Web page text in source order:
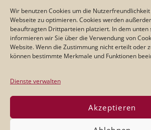
Wir benutzen Cookies um die
Webseite zu optimieren. Cookies werden
beauftragten Drittparteien platziert. In dem unten
informieren wir Sie über die Verwendung von
Website. Wenn die Zustimmung nicht erteilt oder
können bestimmte Merkmale und Funktionen
Dienste verwalten
Akzeptieren
Tel. 0 64 31 - 21 75 87
Mail: info@schnitzel-
11:30 - 14:00 und
Di/Mi/Do/So: